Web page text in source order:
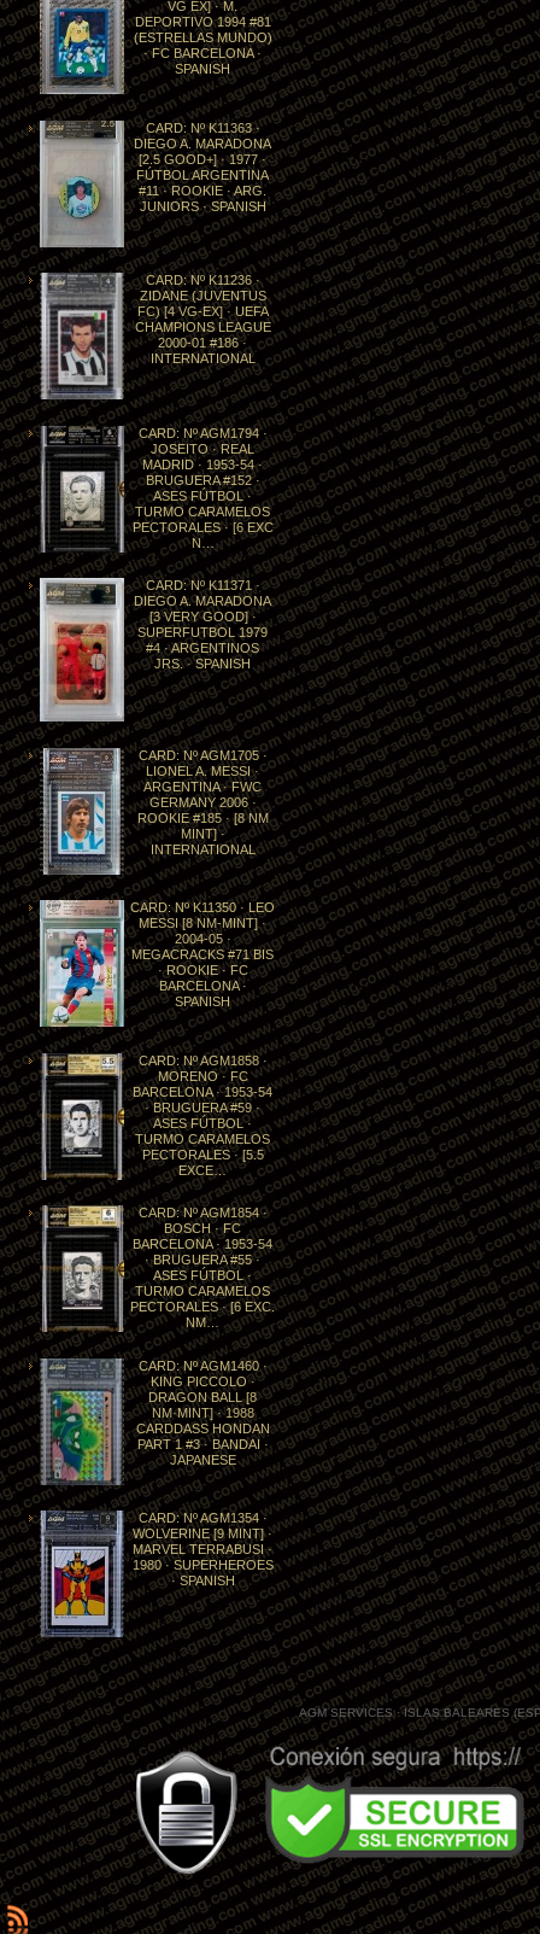
VG EX] · M.
DEPORTIVO 1994 #81
(ESTRELLAS MUNDO)
· FC BARCELONA ·
SPANISH
CARD: Nº K11363 ·
DIEGO A. MARADONA
[2.5 GOOD+] · 1977 ·
FÚTBOL ARGENTINA
#11 · ROOKIE · ARG.
JUNIORS · SPANISH
CARD: Nº K11236 ·
ZIDANE (JUVENTUS
FC) [4 VG-EX] · UEFA
CHAMPIONS LEAGUE
2000-01 #186 ·
INTERNATIONAL
CARD: Nº AGM1794 ·
JOSEITO · REAL
MADRID · 1953-54 ·
BRUGUERA #152 ·
ASES FÚTBOL ·
TURMO CARAMELOS
PECTORALES · [6 EXC
N…
CARD: Nº K11371 ·
DIEGO A. MARADONA
[3 VERY GOOD] ·
SUPERFUTBOL 1979
#4 · ARGENTINOS
JRS. · SPANISH
CARD: Nº AGM1705 ·
LIONEL A. MESSI ·
ARGENTINA · FWC
GERMANY 2006 ·
ROOKIE #185 · [8 NM
MINT] ·
INTERNATIONAL
CARD: Nº K11350 · LEO
MESSI [8 NM-MINT] ·
2004-05 ·
MEGACRACKS #71 BIS
· ROOKIE · FC
BARCELONA ·
SPANISH
CARD: Nº AGM1858 ·
MORENO · FC
BARCELONA · 1953-54
· BRUGUERA #59 ·
ASES FÚTBOL ·
TURMO CARAMELOS
PECTORALES · [5.5
EXCE…
CARD: Nº AGM1854 ·
BOSCH · FC
BARCELONA · 1953-54
· BRUGUERA #55 ·
ASES FÚTBOL ·
TURMO CARAMELOS
PECTORALES · [6 EXC.
NM…
CARD: Nº AGM1460 ·
KING PICCOLO ·
DRAGON BALL [8
NM·MINT] · 1988
CARDDASS HONDAN
PART 1 #3 · BANDAI ·
JAPANESE
CARD: Nº AGM1354 ·
WOLVERINE [9 MINT] ·
MARVEL TERRABUSI ·
1980 · SUPERHEROES
· SPANISH
AGM SERVICES · ISLAS BALEARES